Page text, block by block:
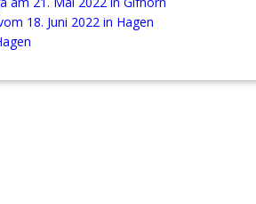
18. Juni 2022 in Hagen